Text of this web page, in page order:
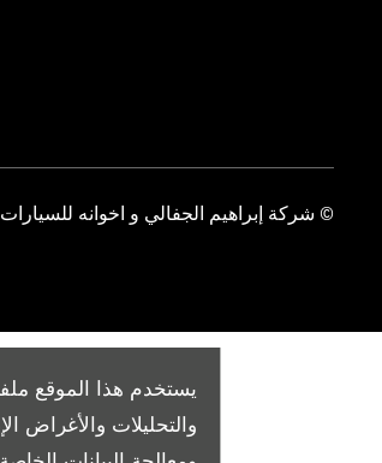
يستخدم هذا الموقع
والتحليلات والأغراض
© شركة إبراهيم الجفالي و اخوانه للسيارات 2026. كل الحقوق محفوظة